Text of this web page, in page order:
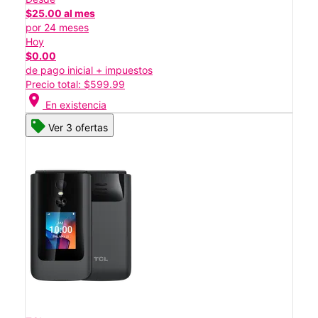
$25.00 al mes
por 24 meses
Hoy
$0.00
de pago inicial + impuestos
Precio total: $599.99
location_on En existencia
Ver 3 ofertas